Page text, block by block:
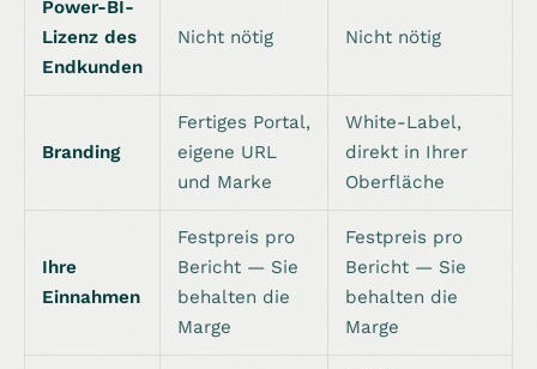
Power-BI-
Lizenz des
Endkunden
Nicht nötig Nicht nötig
Branding
Fertiges Portal,
eigene URL
und Marke
White-Label,
direkt in Ihrer
Oberfläche
Ihre
Einnahmen
Festpreis pro
Bericht — Sie
behalten die
Marge
Festpreis pro
Bericht — Sie
behalten die
Marge